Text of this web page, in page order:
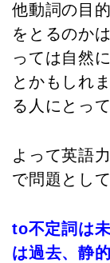
他動詞の目
をとるのか
っては自然
とかもしれ
る人にとっ
よって英語
で問題とし
to不定詞は
は過去、静